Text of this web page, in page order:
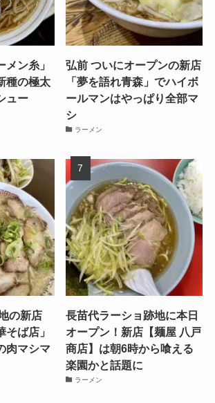
ン糸」
種の極太
ュー
弘前 ついにオープンの新店
「夢を語れ青森」でハイボ
ールマンはやっぱり全部マ
シ
ラーメン
の新店
そば店」
肉マシマ
長苗代ラーショ跡地に本日
オープン！新店【麺屋 八戸
商店】は朝6時から喰える
楽園かと話題に
ラーメン